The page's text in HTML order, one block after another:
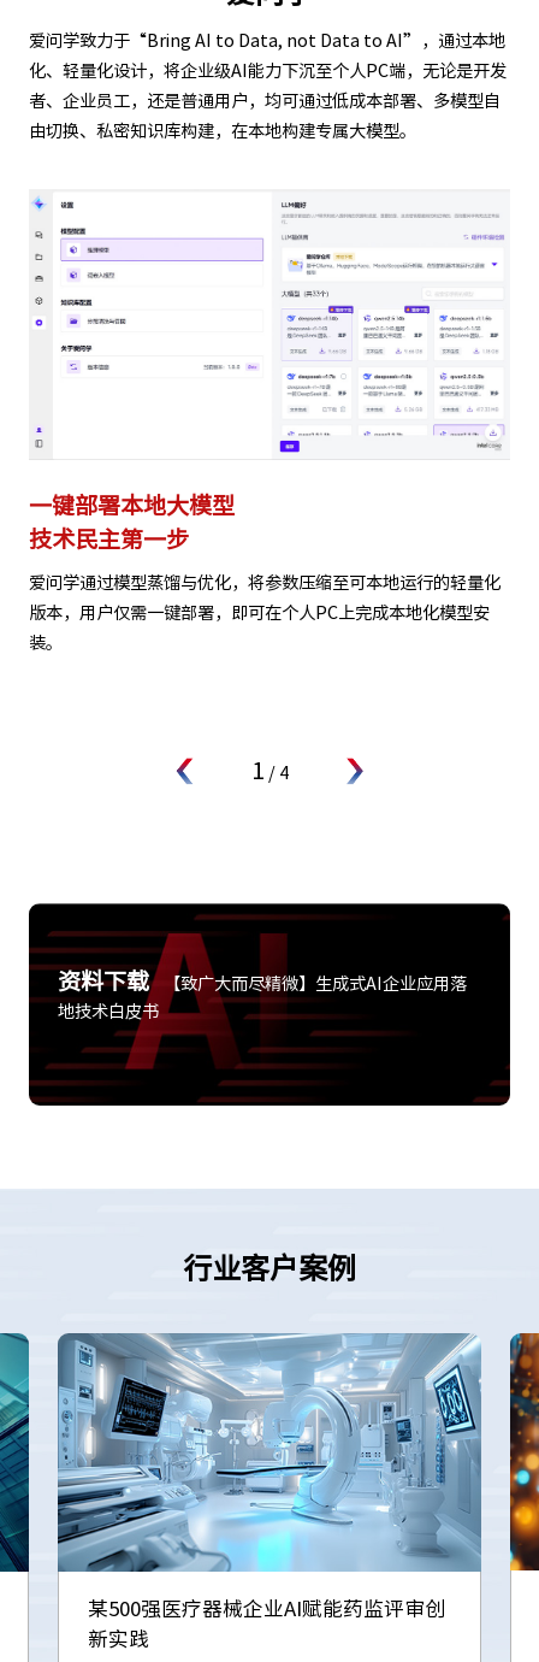
爱问学致力于“Bring AI to Data, not Data to AI”，通过本地
化、轻量化设计，将企业级AI能力下沉至个人PC端，无论是开发
者、企业员工，还是普通用户，均可通过低成本部署、多模型自
由切换、私密知识库构建，在本地构建专属大模型。
一键部署本地大模型
技术民主第一步
爱问学通过模型蒸馏与优化，将参数压缩至可本地运行的轻量化
版本，用户仅需一键部署，即可在个人PC上完成本地化模型安
装。
1 / 4
资料下载
【致广大而尽精微】生成式AI企业应用落
地技术白皮书
行业客户案例
某500强医疗器械企业AI赋能药监评审创
新实践